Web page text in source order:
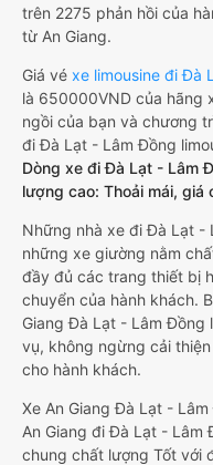
trên 2275 phản hồi của
từ An Giang.
Giá vé xe limousine đi Đà
là 650000VND của hãng
ngồi của bạn và chương
đi Đà Lạt - Lâm Đồng
Dòng xe đi Đà Lạt - Lâm
lượng cao: Thoải mái, giá
Những nhà xe đi Đà Lạt -
những xe giường nằm
đầy đủ các trang thiết bị
chuyển của hành khách.
Giang Đà Lạt - Lâm Đồng
vụ, không ngừng cải
cho hành khách.
Xe An Giang Đà Lạt -
An Giang đi Đà Lạt - Lâm
chung chất lượng Tốt với